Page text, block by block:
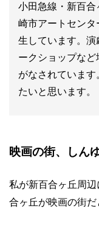
小田急線・新百合
崎市アートセン
生しています。演
ークショップな
がなされていま
たいと思います。
映画の街、しん
私が新百合ヶ丘周
合ヶ丘が映画の街だ